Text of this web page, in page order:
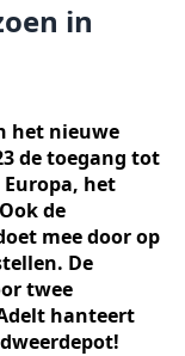
in
het nieuwe
de toegang tot
het
de
mee door op
De
twee
hanteert